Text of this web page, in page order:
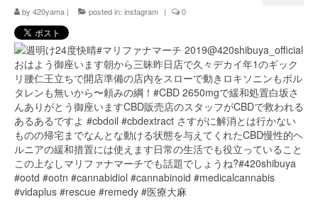
420 shibuya_access
420 shibuya_shop
Instagram:420shibuya_official
About:FOUR TWENTY SHIBUYA
YouTube:420shibuya
420 Blog Full
www.h4wp.com
by 420yama | posted in: instagram | 0